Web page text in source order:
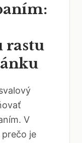
rastu
V
je